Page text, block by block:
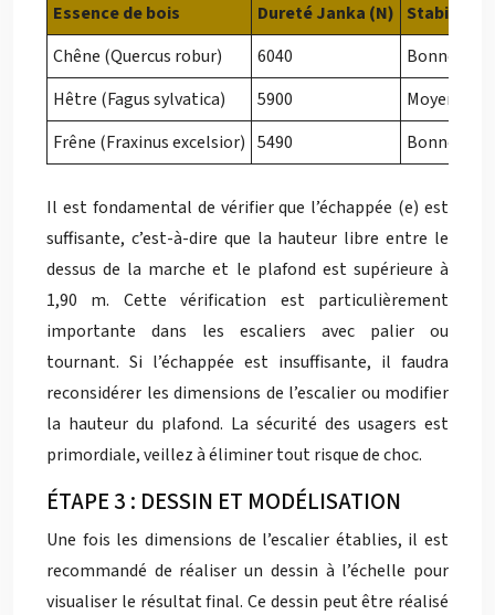
Essence de bois Dureté Janka (N) Stabilité
Chêne (Quercus robur)
6040
Bonne
Hêtre (Fagus sylvatica)
5900
Moyenne
Frêne (Fraxinus excelsior) 5490 Bonne
Il est fondamental de vérifier que l’échappée (e) est
suffisante, c’est-à-dire que la hauteur libre entre le
dessus de la marche et le plafond est supérieure à
1,90 m. Cette vérification est particulièrement
importante dans les escaliers avec palier ou
tournant. Si l’échappée est insuffisante, il faudra
reconsidérer les dimensions de l’escalier ou modifier
la hauteur du plafond. La sécurité des usagers est
primordiale, veillez à éliminer tout risque de choc.
ÉTAPE 3 : DESSIN ET MODÉLISATION
Une fois les dimensions de l’escalier établies, il est
recommandé de réaliser un dessin à l’échelle pour
visualiser le résultat final. Ce dessin peut être réalisé